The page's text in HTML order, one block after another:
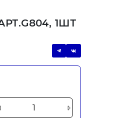
1ШТ